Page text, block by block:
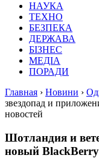
НАУКА
ТЕХНО
БЕЗПЕКА
ДЕРЖАВА
БІЗНЕС
МЕДІА
ПОРАДИ
Главная › Новини ›
звездопад и
новостей
Шотландия и
новый